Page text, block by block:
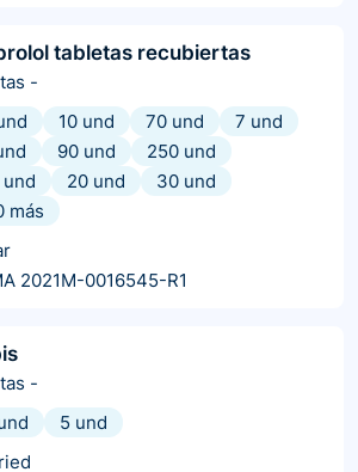
tabletas recubiertas
-
10 und 70 und
7 und
90 und
250 und
und
20 und
30 und
más
2021M-0016545-R1
-
5 und